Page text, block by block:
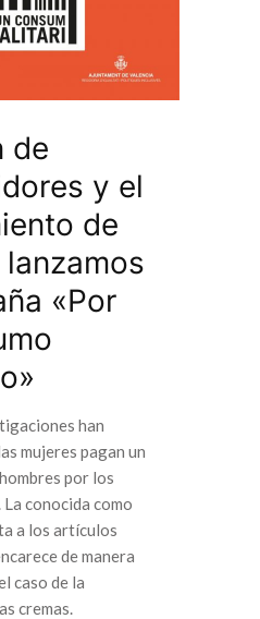
de
y el
de
«Por
han
mujeres pagan un
por los
conocida como
a los artículos
de manera
caso de la
cremas.